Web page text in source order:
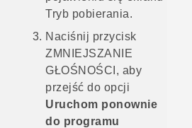
Tryb pobierania.
Naciśnij przycisk
ZMNIEJSZANIE
GŁOŚNOŚCI , aby
przejść do opcji
Uruchom ponownie
do programu